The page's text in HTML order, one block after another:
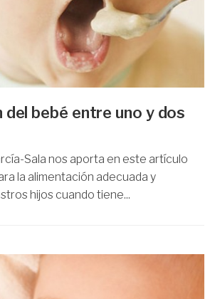
bebé entre uno y dos
Sala nos aporta en este artículo
la alimentación adecuada y
hijos cuando tiene...